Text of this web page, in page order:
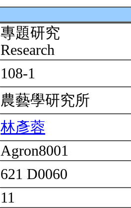
專題研究
Research
108-1
農藝學研究所
林彥蓉
Agron8001
621 D0060
11